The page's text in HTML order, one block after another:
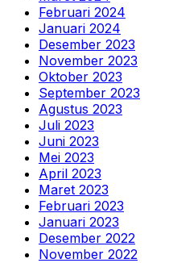
Februari 2024
Januari 2024
Desember 2023
November 2023
Oktober 2023
September 2023
Agustus 2023
Juli 2023
Juni 2023
Mei 2023
April 2023
Maret 2023
Februari 2023
Januari 2023
Desember 2022
November 2022